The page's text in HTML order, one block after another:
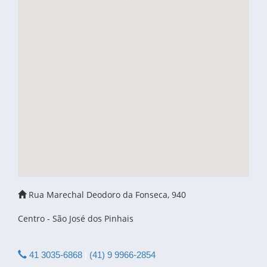
Rua Marechal Deodoro da Fonseca, 940
Centro - São José dos Pinhais
41 3035-6868 (41) 9 9966-2854